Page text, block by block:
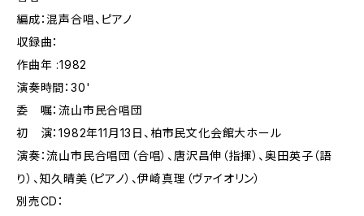
編成：混声合唱、ピアノ
収録曲：
作曲年 :1982
演奏時間：30'
委 嘱：流山市民合唱団
初 演：1982年11月13日、柏市民文化会館大ホール
演奏：流山市民合唱団（合唱）、唐沢昌伸（指揮）、奥田英子（語
り）、知久晴美（ピアノ）、伊崎真理（ヴァイオリン）
別売CD：